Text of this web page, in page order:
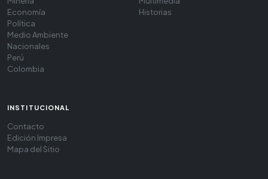
Economía
Política
Medio Ambiente
Nacionales
Perú
Colombia
Historias
INSTITUCIONAL
Contacto
Edición Impresa
Mapa del Sitio